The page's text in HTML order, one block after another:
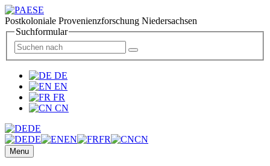
Postkoloniale Provenienzforschung Niedersachsen
Suchformular
DE
EN
FR
CN
DE
DE
EN FR CN
Menu